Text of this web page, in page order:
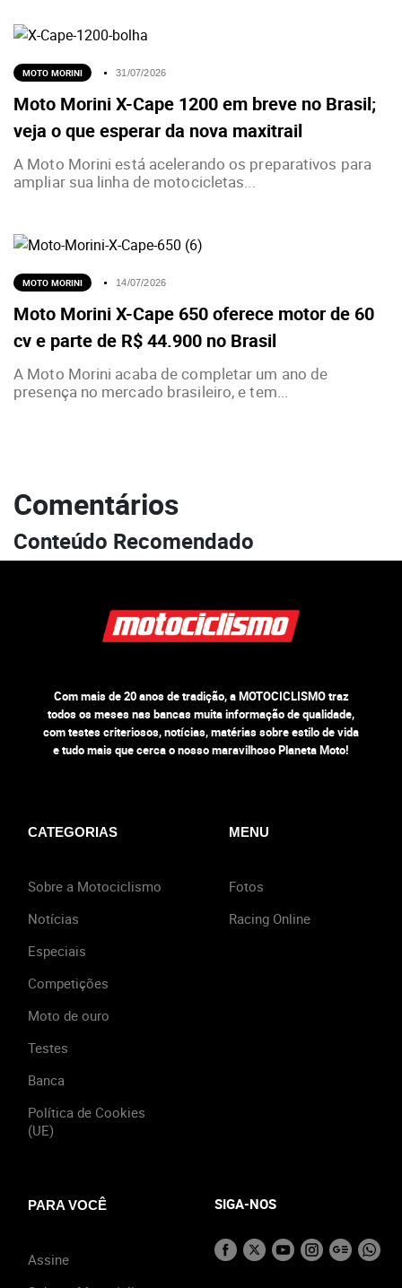
MOTO MORINI 31/07/2026
Moto Morini X-Cape 1200 em breve no Brasil;
veja o que esperar da nova maxitrail
A Moto Morini está acelerando os preparativos para
ampliar sua linha de motocicletas...
MOTO MORINI 14/07/2026
Moto Morini X-Cape 650 oferece motor de 60
cv e parte de R$ 44.900 no Brasil
A Moto Morini acaba de completar um ano de
presença no mercado brasileiro, e tem...
Comentários
Conteúdo Recomendado
Com mais de 20 anos de tradição, a MOTOCICLISMO traz
todos os meses nas bancas muita informação de qualidade,
com testes criteriosos, notícias, matérias sobre estilo de vida
e tudo mais que cerca o nosso maravilhoso Planeta Moto!
CATEGORIAS
Sobre a Motociclismo
Notícias
Especiais
Competições
Moto de ouro
Testes
Banca
Política de Cookies
(UE)
MENU
Fotos
Racing Online
PARA VOCÊ
Assine
SIGA-NOS